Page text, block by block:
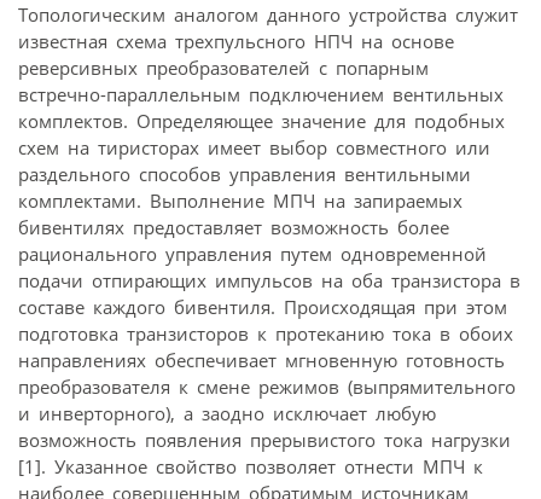
Топологическим аналогом данного устройства служит
известная схема трехпульсного НПЧ на основе
реверсивных преобразователей с попарным
встречно-параллельным подключением вентильных
комплектов. Определяющее значение для подобных
схем на тиристорах имеет выбор совместного или
раздельного способов управления вентильными
комплектами. Выполнение МПЧ на запираемых
бивентилях предоставляет возможность более
рационального управления путем одновременной
подачи отпирающих импульсов на оба транзистора в
составе каждого бивентиля. Происходящая при этом
подготовка транзисторов к протеканию тока в обоих
направлениях обеспечивает мгновенную готовность
преобразователя к смене режимов (выпрямительного
и инверторного), а заодно исключает любую
возможность появления прерывистого тока нагрузки
[1]. Указанное свойство позволяет отнести МПЧ к
наиболее совершенным обратимым источникам